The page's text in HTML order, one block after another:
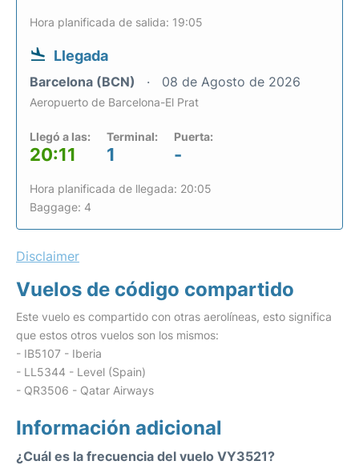
Hora planificada de salida: 19:05
Llegada
Barcelona (BCN) 08 de Agosto de 2026
Aeropuerto de Barcelona-El Prat
Llegó a las:
20:11
Terminal:
1
Puerta:
-
Hora planificada de llegada: 20:05
Baggage: 4
Disclaimer
Vuelos de código compartido
Este vuelo es compartido con otras aerolíneas, esto significa
que estos otros vuelos son los mismos:
- IB5107 - Iberia
- LL5344 - Level (Spain)
- QR3506 - Qatar Airways
Información adicional
¿Cuál es la frecuencia del vuelo VY3521?